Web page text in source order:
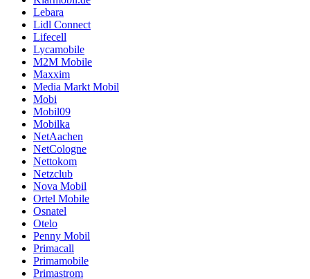
Lebara
Lidl Connect
Lifecell
Lycamobile
M2M Mobile
Maxxim
Media Markt Mobil
Mobi
Mobil09
Mobilka
NetAachen
NetCologne
Nettokom
Netzclub
Nova Mobil
Ortel Mobile
Osnatel
Otelo
Penny Mobil
Primacall
Primamobile
Primastrom